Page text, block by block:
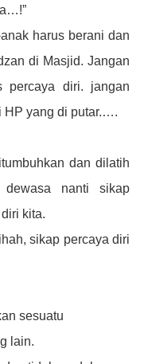
harus berani dan
di Masjid. Jangan
percaya diri. jangan
HP yang di putar.….
dan dilatih
dewasa nanti sikap
kita.
sikap percaya diri
sesuatu
lain.